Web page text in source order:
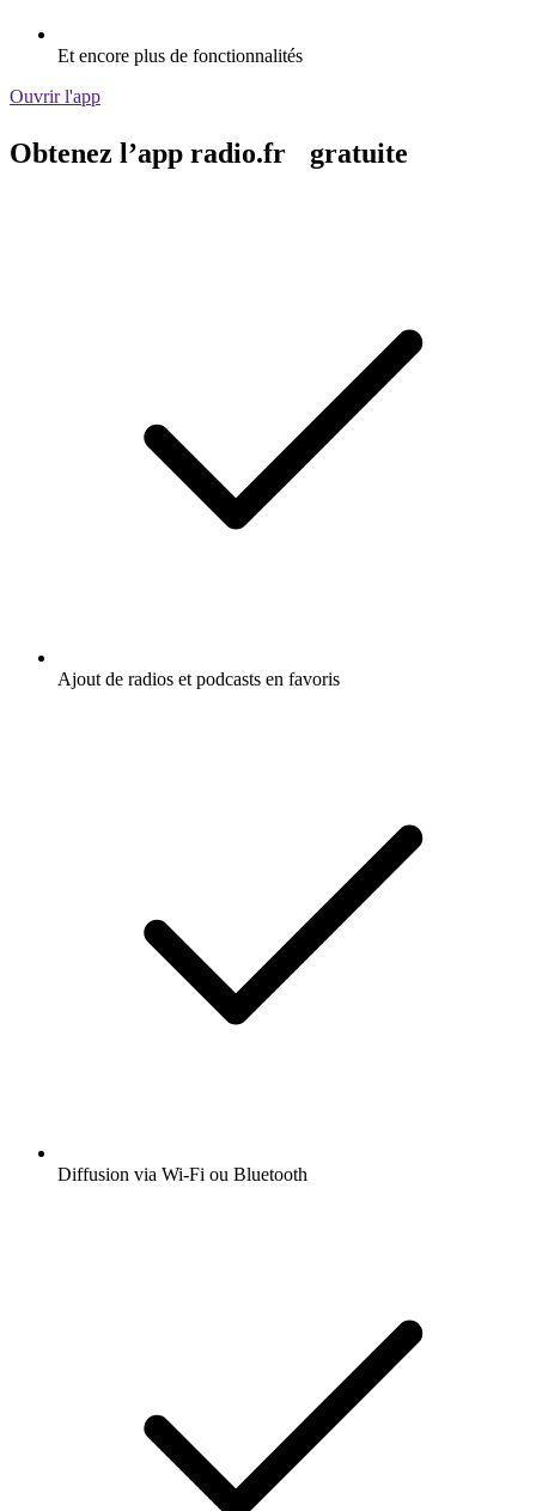
Et encore plus de fonctionnalités
Ouvrir l'app
Obtenez l’app radio.fr gratuite
Ajout de radios et podcasts en favoris
Diffusion via Wi-Fi ou Bluetooth